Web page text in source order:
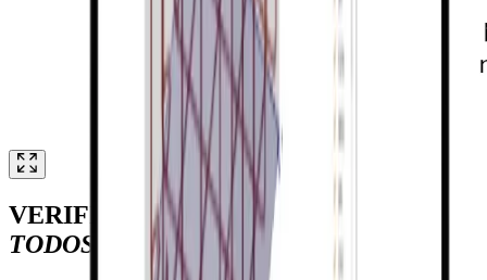
VERIFICACIÓN NORMATIVA DE
TODOS LOS ANCLAJES CLAVE